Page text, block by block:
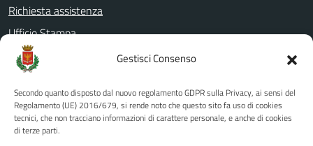
Gestisci Consenso
Secondo quanto disposto dal nuovo regolamento GDPR sulla Privacy, ai sensi del
Regolamento (UE) 2016/679, si rende noto che questo sito fa uso di cookies
tecnici, che non tracciano informazioni di carattere personale, e anche di cookies
di terze parti.
Richiesta assistenza
Ufficio Stampa
Amministrazione Trasparente
Albo pretorio
Informativa privacy
Note legali